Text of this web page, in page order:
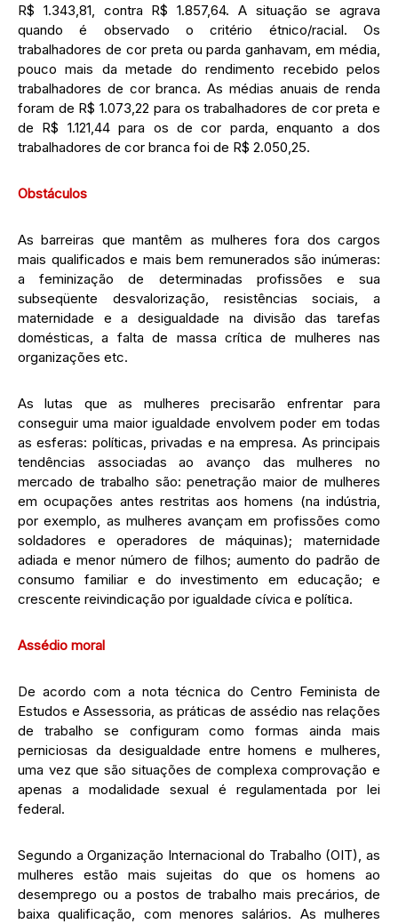
R$ 1.343,81, contra R$ 1.857,64. A situação se agrava
quando é observado o critério étnico/racial. Os
trabalhadores de cor preta ou parda ganhavam, em média,
pouco mais da metade do rendimento recebido pelos
trabalhadores de cor branca. As médias anuais de renda
foram de R$ 1.073,22 para os trabalhadores de cor preta e
de R$ 1.121,44 para os de cor parda, enquanto a dos
trabalhadores de cor branca foi de R$ 2.050,25.
Obstáculos
As barreiras que mantêm as mulheres fora dos cargos
mais qualificados e mais bem remunerados são inúmeras:
a feminização de determinadas profissões e sua
subseqüente desvalorização, resistências sociais, a
maternidade e a desigualdade na divisão das tarefas
domésticas, a falta de massa crítica de mulheres nas
organizações etc.
As lutas que as mulheres precisarão enfrentar para
conseguir uma maior igualdade envolvem poder em todas
as esferas: políticas, privadas e na empresa. As principais
tendências associadas ao avanço das mulheres no
mercado de trabalho são: penetração maior de mulheres
em ocupações antes restritas aos homens (na indústria,
por exemplo, as mulheres avançam em profissões como
soldadores e operadores de máquinas); maternidade
adiada e menor número de filhos; aumento do padrão de
consumo familiar e do investimento em educação; e
crescente reivindicação por igualdade cívica e política.
Assédio moral
De acordo com a nota técnica do Centro Feminista de
Estudos e Assessoria, as práticas de assédio nas relações
de trabalho se configuram como formas ainda mais
perniciosas da desigualdade entre homens e mulheres,
uma vez que são situações de complexa comprovação e
apenas a modalidade sexual é regulamentada por lei
federal.
Segundo a Organização Internacional do Trabalho (OIT), as
mulheres estão mais sujeitas do que os homens ao
desemprego ou a postos de trabalho mais precários, de
baixa qualificação, com menores salários. As mulheres